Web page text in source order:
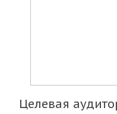
Целевая